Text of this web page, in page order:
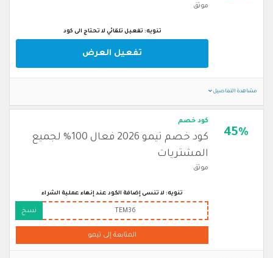
موثق
تنويه: تفعيل تلقائي لا تحتاج الى كود
تفعيل العرض
مشاهدة التفاصيل
45%
كود خصم
كود خصم تيمو 2026 فعال 100% لجميع
المشتريات
موثق
تنويه: لا تنسى إضافة الكود عند إنهاء عملية الشراء
TEM36 نسخ
المتابعة إلى تيمو